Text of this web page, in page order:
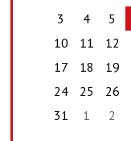
3
4 5
10
11 12
17
18 19
24
25 26
31
1 2